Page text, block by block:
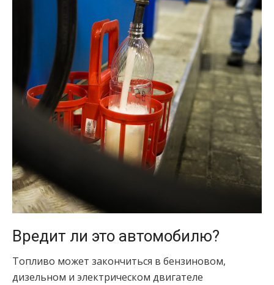
Вредит ли это автомобилю?
Топливо может закончиться в бензиновом,
дизельном и электрическом двигателе